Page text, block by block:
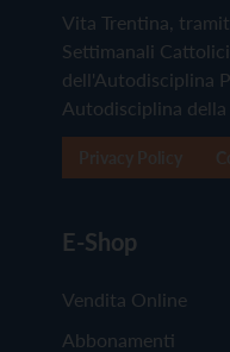
Vita Trentina,
Settimanali
dell'Autodisciplina
Autodisciplina
E-Shop
Vendita Online
Abbonamenti